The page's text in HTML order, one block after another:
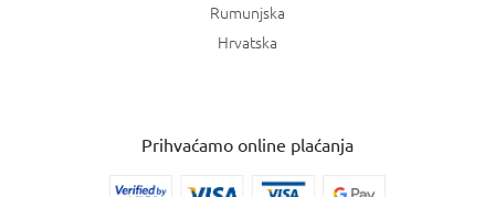
Rumunjska
Hrvatska
Prihvaćamo online plaćanja